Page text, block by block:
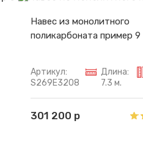
Навес из монолитного
поликарбоната пример 9
Артикул:
S269E3208
Длина:
7.3 м.
301 200 р